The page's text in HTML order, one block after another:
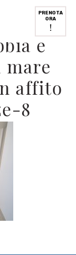
PRENOTA
ORA
!
e
affito
8
Italiano